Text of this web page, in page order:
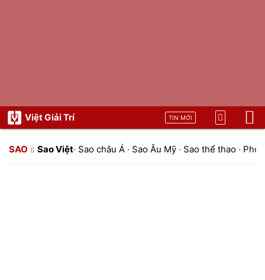
Việt Giải Trí TIN MỚI
SAO Sao Việt· Sao châu Á · Sao Âu Mỹ · Sao thể thao ·